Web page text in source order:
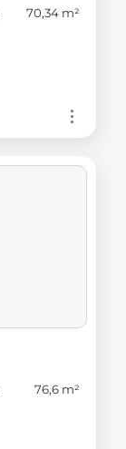
70,34 m²
76,6 m²